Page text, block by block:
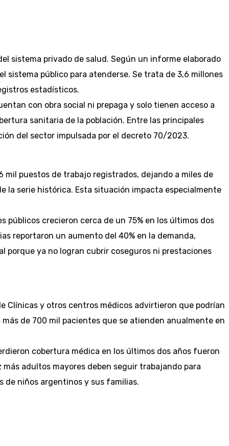
sistema privado de salud. Según un informe elaborado
sistema público para atenderse. Se trata de 3,6 millones
estadísticos.
con obra social ni prepaga y solo tienen acceso a
sanitaria de la población. Entre las principales
del sector impulsada por el decreto 70/2023.
mil puestos de trabajo registrados, dejando a miles de
la serie histórica. Esta situación impacta especialmente
públicos crecieron cerca de un 75% en los últimos dos
reportaron un aumento del 40% en la demanda,
porque ya no logran cubrir coseguros ni prestaciones
Clínicas y otros centros médicos advirtieron que podrían
de 700 mil pacientes que se atienden anualmente en
cobertura médica en los últimos dos años fueron
adultos mayores deben seguir trabajando para
de niños argentinos y sus familias.